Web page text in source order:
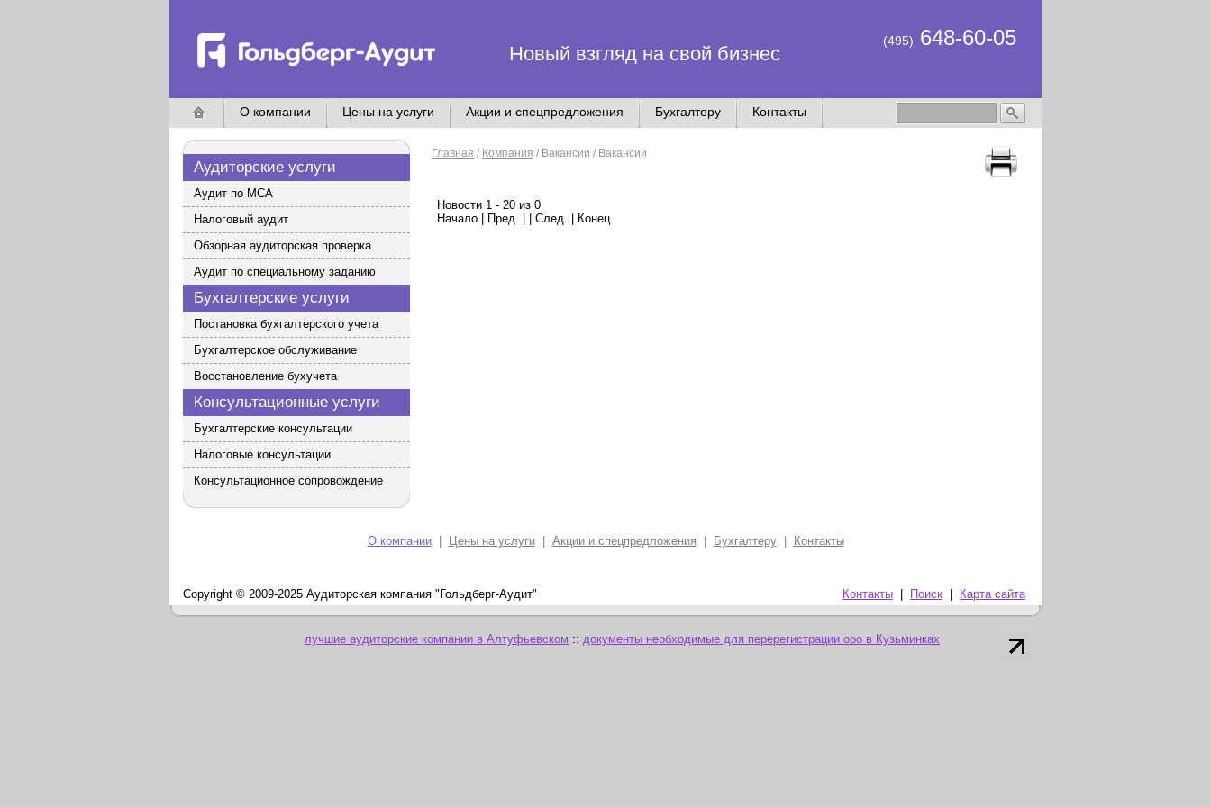
Новый взгляд на свой бизнес
(495) 648-60-05
О компании Цены на услуги Акции и спецпредложения Бухгалтеру Контакты
Аудиторские услуги
Аудит по МСА
Налоговый аудит
Обзорная аудиторская проверка
Аудит по специальному заданию
Бухгалтерские услуги
Постановка бухгалтерского учета
Бухгалтерское обслуживание
Восстановление бухучета
Консультационные услуги
Бухгалтерские консультации
Налоговые консультации
Консультационное сопровождение
Главная / Компания / Вакансии / Вакансии
Новости 1 - 20 из 0
Начало | Пред. | | След. | Конец
О компании Цены на услуги Акции и спецпредложения Бухгалтеру Контакты
Copyright © 2009-2025 Аудиторская компания "Гольдберг-Аудит" Контакты Поиск Карта сайта
лучшие аудиторские компании в Алтуфьевском :: документы необходимые для перерегистрации ооо в Кузьминках